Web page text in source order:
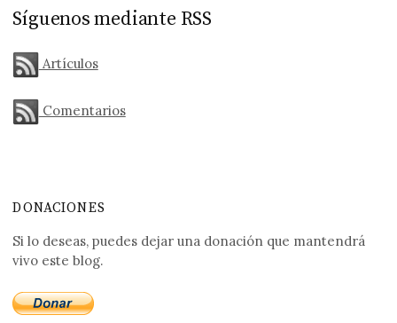
Síguenos mediante RSS
Artículos
Comentarios
DONACIONES
Si lo deseas, puedes dejar una donación que mantendrá
vivo este blog.